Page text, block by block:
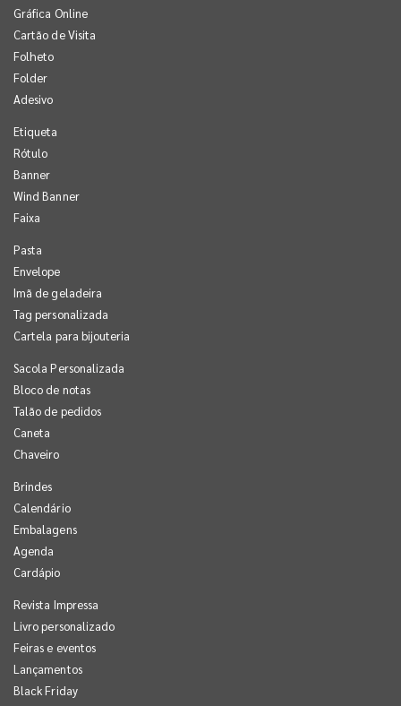
Gráfica Online
Cartão de Visita
Folheto
Folder
Adesivo
Etiqueta
Rótulo
Banner
Wind Banner
Faixa
Pasta
Envelope
Imã de geladeira
Tag personalizada
Cartela para bijouteria
Sacola Personalizada
Bloco de notas
Talão de pedidos
Caneta
Chaveiro
Brindes
Calendário
Embalagens
Agenda
Cardápio
Revista Impressa
Livro personalizado
Feiras e eventos
Lançamentos
Black Friday